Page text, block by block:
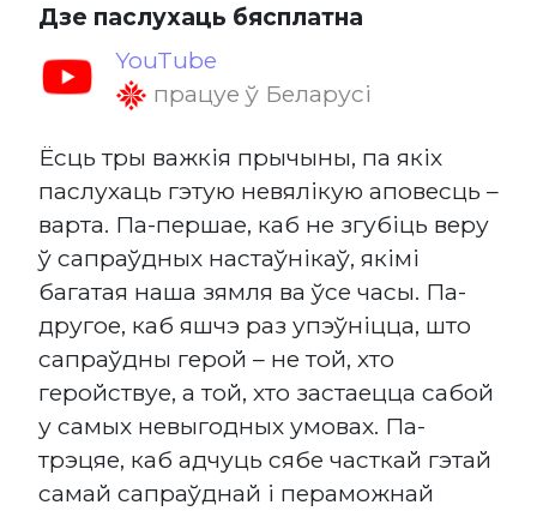
Дзе паслухаць бясплатна
YouTube
працуе ў Беларусі
Ёсць тры важкія прычыны, па якіх
паслухаць гэтую невялікую аповесць –
варта. Па-першае, каб не згубіць веру
ў сапраўдных настаўнікаў, якімі
багатая наша зямля ва ўсе часы. Па-
другое, каб яшчэ раз упэўніцца, што
сапраўдны герой – не той, хто
геройствуе, а той, хто застаецца сабой
у самых невыгодных умовах. Па-
трэцяе, каб адчуць сябе часткай гэтай
самай сапраўднай і пераможнай